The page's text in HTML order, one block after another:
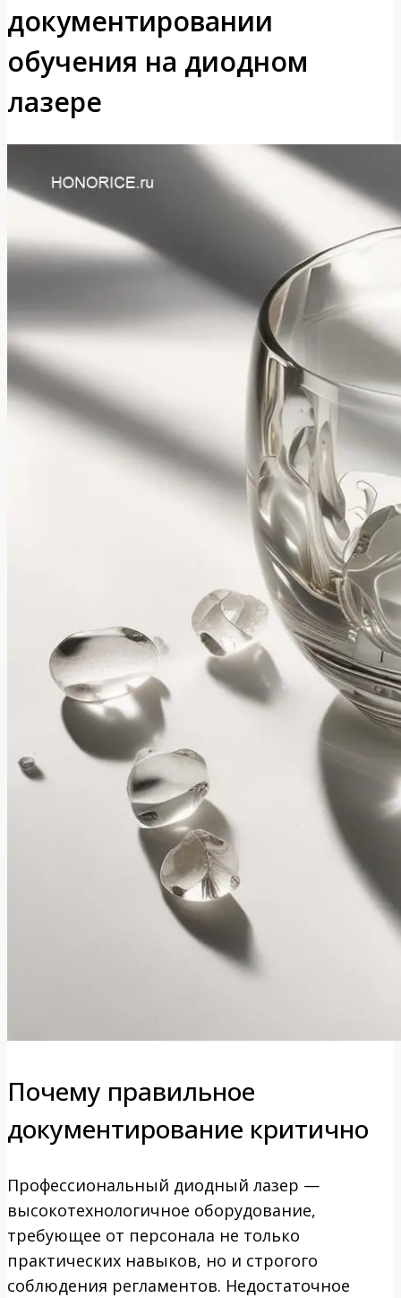
документировании
обучения на диодном
лазере
Почему правильное
документирование критично
Профессиональный диодный лазер —
высокотехнологичное оборудование,
требующее от персонала не только
практических навыков, но и строгого
соблюдения регламентов. Недостаточное